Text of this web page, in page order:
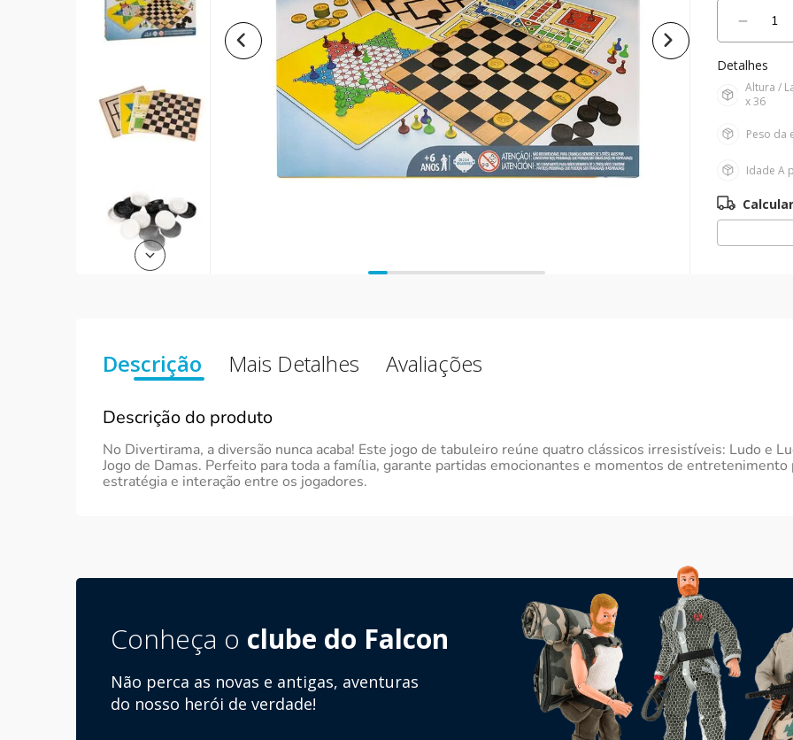
－
Detalhes
Altura /
x 36
Peso da
Idade A
Descrição Mais Detalhes Avaliações
Descrição do produto
No Divertirama, a diversão nunca acaba! Este jogo de tabuleiro reúne quatro clássicos irresistíveis: Ludo e
Jogo de Damas. Perfeito para toda a família, garante partidas emocionantes e momentos de
estratégia e interação entre os jogadores.
Conheça o clube do Falcon
Não perca as novas e antigas, aventuras
do nosso herói de verdade!
10º boneca